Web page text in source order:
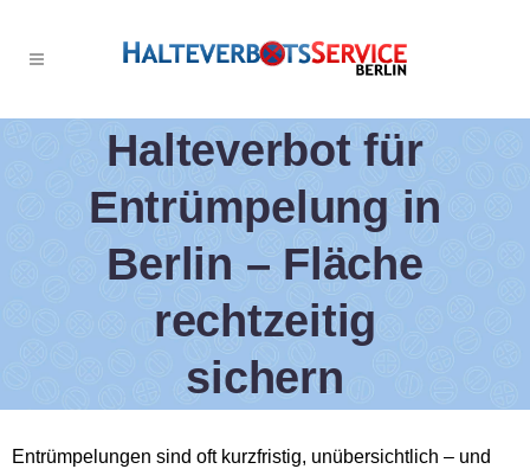
Halteverbot für
Entrümpelung in
Berlin – Fläche
rechtzeitig
sichern
Entrümpelungen sind oft kurzfristig, unübersichtlich – und